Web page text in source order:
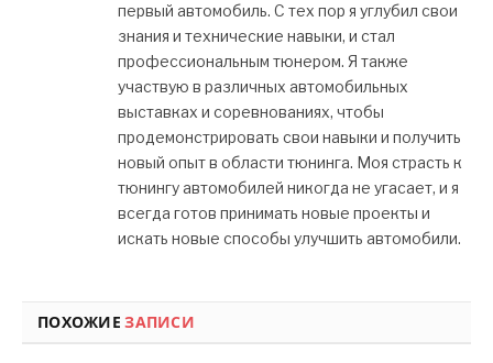
первый автомобиль. С тех пор я углубил свои
знания и технические навыки, и стал
профессиональным тюнером. Я также
участвую в различных автомобильных
выставках и соревнованиях, чтобы
продемонстрировать свои навыки и получить
новый опыт в области тюнинга. Моя страсть к
тюнингу автомобилей никогда не угасает, и я
всегда готов принимать новые проекты и
искать новые способы улучшить автомобили.
ПОХОЖИЕЗАПИСИ